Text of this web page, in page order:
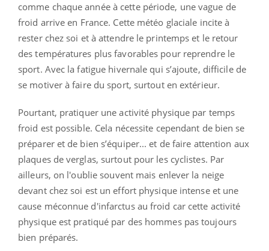
comme chaque année à cette période, une vague de
froid arrive en France. Cette météo glaciale incite à
rester chez soi et à attendre le printemps et le retour
des températures plus favorables pour reprendre le
sport. Avec la fatigue hivernale qui s’ajoute, difficile de
se motiver à faire du sport, surtout en extérieur.
Pourtant, pratiquer une activité physique par temps
froid est possible. Cela nécessite cependant de bien se
préparer et de bien s’équiper... et de faire attention aux
plaques de verglas, surtout pour les cyclistes. Par
ailleurs, on l'oublie souvent mais enlever la neige
devant chez soi est un effort physique intense et une
cause méconnue d'infarctus au froid car cette activité
physique est pratiqué par des hommes pas toujours
bien préparés.